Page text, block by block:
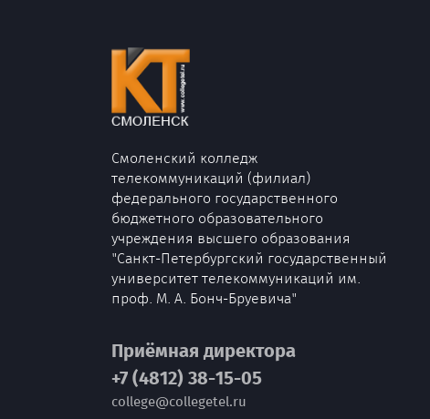
Смоленский колледж
телекоммуникаций (филиал)
федерального государственного
бюджетного образовательного
учреждения высшего образования
"Санкт-Петербургский государственный
университет телекоммуникаций им.
проф. М. А. Бонч-Бруевича"
Приёмная директора
+7 (4812) 38-15-05
college@collegetel.ru